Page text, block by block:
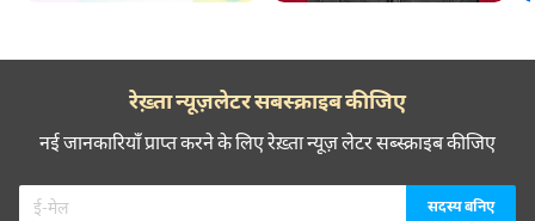
रेख़्ता न्यूज़लेटर सबस्क्राइब कीजिए
नई जानकारियाँ प्राप्त करने के लिए रेख़्ता न्यूज़ लेटर सब्स्क्राइब कीजिए